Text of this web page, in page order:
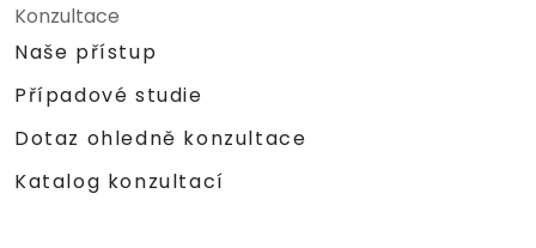
Konzultace
Naše přístup
Případové studie
Dotaz ohledně konzultace
Katalog konzultací